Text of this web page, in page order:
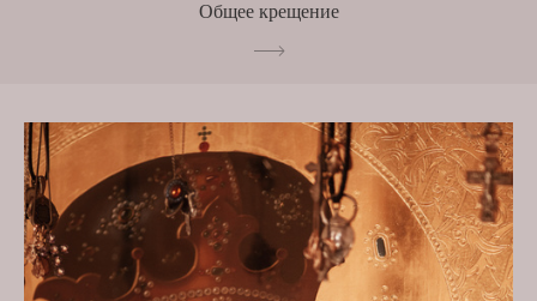
Общее крещение